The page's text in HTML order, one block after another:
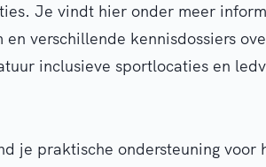
Je vindt hier onder meer
en verschillende kennisdossiers
inclusieve sportlocaties en
je praktische ondersteuning voor